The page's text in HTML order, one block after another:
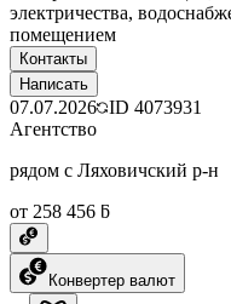
электричества,
помещением
Контакты
Написать
07.07.2026 ID 4073931
Агентство
рядом с Ляховичский р-н
от 258 456 ƃ
Конвертер валют